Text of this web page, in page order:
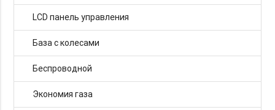
LCD панель управления
База с колесами
Беспроводной
Экономия газа